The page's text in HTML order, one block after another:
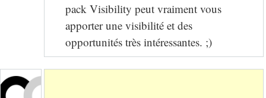
pack Visibility peut vraiment vous
apporter une visibilité et des
opportunités très intéressantes. ;)